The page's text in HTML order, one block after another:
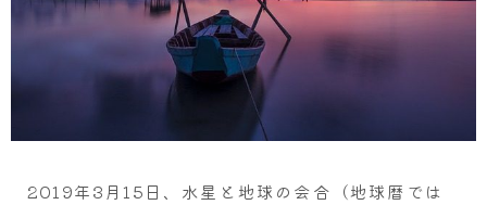
2019年3月15日、水星と地球の会合（地球暦では